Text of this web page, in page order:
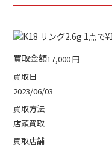
買取金額17,000円
買取日
2023/06/03
買取方法
店頭買取
買取店舗